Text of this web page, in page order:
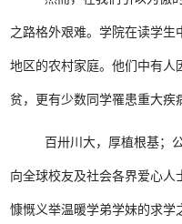
之路格外艰难。学院在读学
地区的农村家庭。他们中有人
贫，更有少数同学罹患重大疾
百卅川大，厚植根基；
向全球校友及社会各界爱心人
慷慨义举温暖学弟学妹的求学